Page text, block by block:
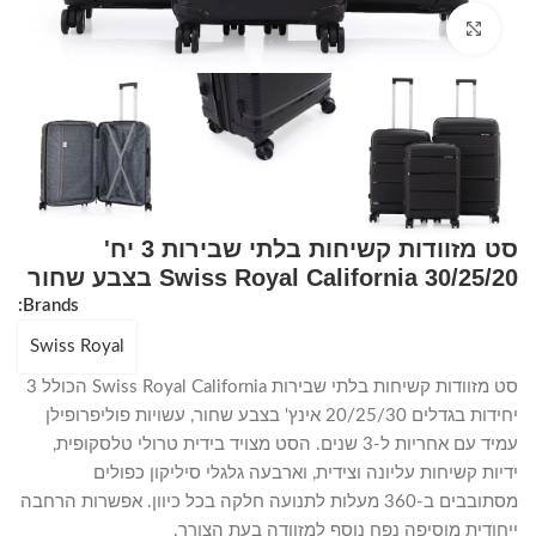
Click to enlarge
סט מזוודות קשיחות בלתי שבירות 3 יח'
30/25/20 Swiss Royal California בצבע שחור
Brands:
Swiss Royal
סט מזוודות קשיחות בלתי שבירות Swiss Royal California הכולל 3
יחידות בגדלים 20/25/30 אינץ' בצבע שחור, עשויות פוליפרופילן
עמיד עם אחריות ל-3 שנים. הסט מצויד בידית טרולי טלסקופית,
ידיות קשיחות עליונה וצידית, וארבעה גלגלי סיליקון כפולים
מסתובבים ב-360 מעלות לתנועה חלקה בכל כיוון. אפשרות הרחבה
ייחודית מוסיפה נפח נוסף למזוודה בעת הצורך.